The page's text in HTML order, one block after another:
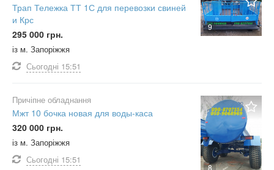
9
Трап Тележка ТТ 1С для перевозки свиней
и Крс
295 000 грн.
із м. Запоріжжя
Сьогодні 15:51
8
Причіпне обладнання
Мжт 10 бочка новая для воды-каса
320 000 грн.
із м. Запоріжжя
Сьогодні 15:51